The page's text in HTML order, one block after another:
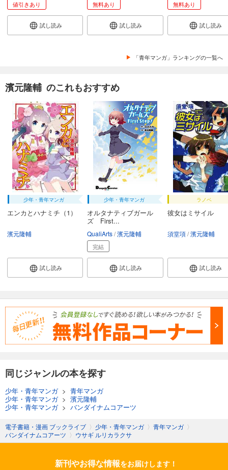
値引きあり
試し読み
無料あり
試し読み
無料あり
試し読み
「青年マンガ」ランキングの一覧へ
濱元隆輔 のこれもおすすめ
少年・青年マンガ
エンカとハナミチ（1）
濱元隆輔
試し読み
少年・青年マンガ
オルタナティブガール
ズ First...
QualiArts 濱元隆輔
完結
試し読み
ラノベ
彼女はミサイル
須堂項 濱元隆輔
試し読み
同じジャンルの本を探す
少年・青年マンガ> 青年マンガ
少年・青年マンガ> 濱元隆輔
少年・青年マンガ> バンダイナムコアーツ
電子書籍・漫画 ブックライブ 〉 少年・青年マンガ 〉 青年マンガ 〉
バンダイナムコアーツ 〉 ウサギ ルリカラクサ
新刊やお得な情報をお届けします！